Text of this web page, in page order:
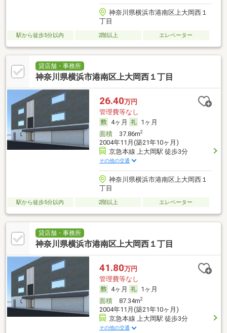
神奈川県横浜市港南区上大岡西１
丁目
駅から徒歩5分以内 2階以上 エレベーター
貸店舗・事務所
神奈川県横浜市港南区上大岡西１丁目
26.40万円
管理費等なし
4ヶ月
1ヶ月
面積37.86m2
2004年11月(築21年10ヶ月)
京急本線 上大岡駅 徒歩3分
その他の交通
神奈川県横浜市港南区上大岡西１
丁目
駅から徒歩5分以内 2階以上 エレベーター
貸店舗・事務所
神奈川県横浜市港南区上大岡西１丁目
41.80万円
管理費等なし
4ヶ月
1ヶ月
面積87.34m2
2004年11月(築21年10ヶ月)
京急本線 上大岡駅 徒歩3分
その他の交通